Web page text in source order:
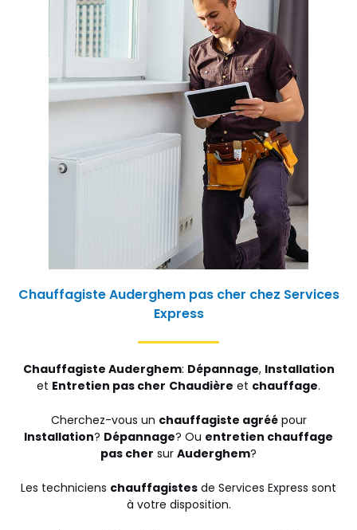
Chauffagiste Auderghem pas cher chez Services
Express
Chauffagiste Auderghem: Dépannage, Installation
et Entretien pas cher Chaudière et chauffage.
Cherchez-vous un chauffagiste agréépour
Installation? Dépannage? Ou entretien chauffage
pas cher sur Auderghem?
Les techniciens chauffagistes de Services Express sont
à votre disposition.